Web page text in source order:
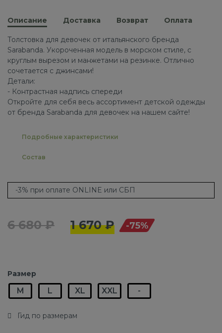
Описание Доставка Возврат Оплата
Толстовка для девочек от итальянского бренда
Sarabanda. Укороченная модель в морском стиле, с
круглым вырезом и манжетами на резинке. Отлично
сочетается с джинсами!
Детали:
- Контрастная надпись спереди
Откройте для себя весь ассортимент детской одежды
от бренда Sarabanda для девочек на нашем сайте!
Подробные характеристики
Состав
-3% при оплате ONLINE или СБП
6 680 ₽ 1 670 ₽ -75%
Размер
M L XL XXL -
Гид по размерам